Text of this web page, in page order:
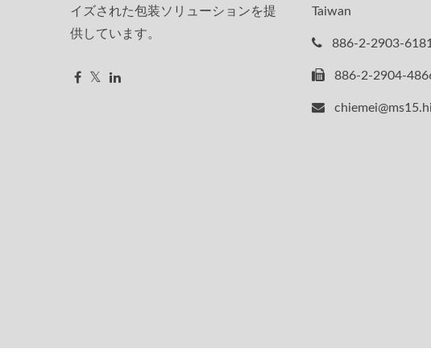
イズされた包装ソリューションを提
供しています。
Taiwan
886-2-2903-6181
886-2-2904-